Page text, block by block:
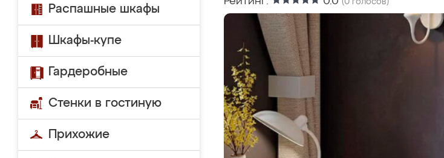
Распашные шкафы
Шкафы-купе
Гардеробные
Стенки в гостиную
Прихожие
(0 голосов)